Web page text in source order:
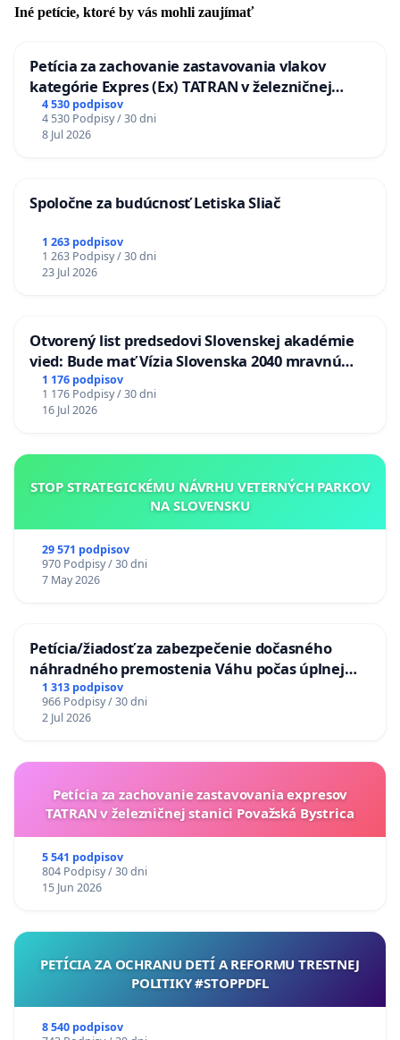
Iné petície, ktoré by vás mohli zaujímať
Petícia za zachovanie zastavovania vlakov
kategórie Expres (Ex) TATRAN v železničnej
stanici Púchov
4 530 podpisov
4 530 Podpisy / 30 dni
8 Jul 2026
Spoločne za budúcnosť Letiska Sliač
1 263 podpisov
1 263 Podpisy / 30 dni
23 Jul 2026
Otvorený list predsedovi Slovenskej akadémie
vied: Bude mať Vízia Slovenska 2040 mravnú
chrbticu?
1 176 podpisov
1 176 Podpisy / 30 dni
16 Jul 2026
STOP STRATEGICKÉMU NÁVRHU VETERNÝCH PARKOV
NA SLOVENSKU
29 571 podpisov
970 Podpisy / 30 dni
7 May 2026
Petícia/žiadosť za zabezpečenie dočasného
náhradného premostenia Váhu počas úplnej
uzávery Vážskeho mosta v Komárne
1 313 podpisov
966 Podpisy / 30 dni
2 Jul 2026
Petícia za zachovanie zastavovania expresov
TATRAN v železničnej stanici Považská Bystrica
5 541 podpisov
804 Podpisy / 30 dni
15 Jun 2026
PETÍCIA ZA OCHRANU DETÍ A REFORMU TRESTNEJ
POLITIKY #STOPPDFL
8 540 podpisov